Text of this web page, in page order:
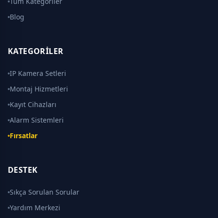
Blog
KATEGORILER
IP Kamera Setleri
Montaj Hizmetleri
Kayıt Cihazları
Alarm Sistemleri
Fırsatlar
DESTEK
Sıkça Sorulan Sorular
Yardım Merkezi